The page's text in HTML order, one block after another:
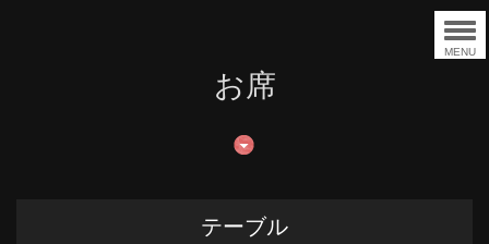
MENU
お席
テーブル